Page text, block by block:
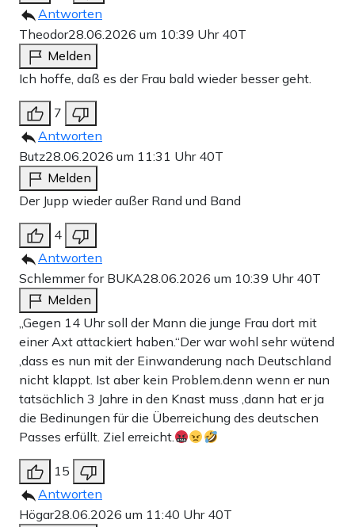
Antworten
Theodor28.06.2026 um 10:39 Uhr 40T
Melden
Ich hoffe, daß es der Frau bald wieder besser geht.
7
Antworten
Butz28.06.2026 um 11:31 Uhr 40T
Melden
Der Jupp wieder außer Rand und Band
4
Antworten
Schlemmer for BUKA28.06.2026 um 10:39 Uhr 40T
Melden
„Gegen 14 Uhr soll der Mann die junge Frau dort mit
einer Axt attackiert haben.“Der war wohl sehr wütend
,dass es nun mit der Einwanderung nach Deutschland
nicht klappt. Ist aber kein Problem.denn wenn er nun
tatsächlich 3 Jahre in den Knast muss ,dann hat er ja
die Bedinungen für die Überreichung des deutschen
Passes erfüllt. Ziel erreicht.
15
Antworten
Högar28.06.2026 um 11:40 Uhr 40T